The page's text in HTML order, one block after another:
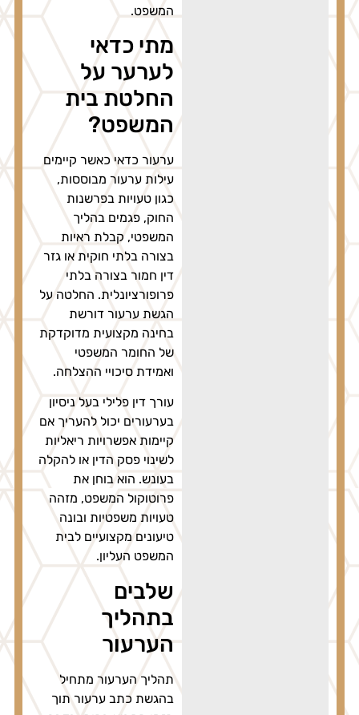
המשפט.
מתי כדאי
לערער על
החלטת בית
המשפט?
ערעור כדאי כאשר קיימים
עילות ערעור מבוססות,
כגון טעויות בפרשנות
החוק, פגמים בהליך
המשפטי, קבלת ראיות
בצורה בלתי חוקית או גזר
דין חמור בצורה בלתי
פרופורציונלית. החלטה על
הגשת ערעור דורשת
בחינה מקצועית מדוקדקת
של החומר המשפטי
ואמידת סיכויי ההצלחה.
עורך דין פלילי בעל ניסיון
בערעורים יכול להעריך אם
קיימות אפשרויות ריאליות
לשינוי פסק הדין או להקלה
בעונש. הוא בוחן את
פרוטוקול המשפט, מזהה
טעויות משפטיות ובונה
טיעונים מקצועיים לבית
המשפט העליון.
שלבים
בתהליך
הערעור
תהליך הערעור מתחיל
בהגשת כתב ערעור תוך